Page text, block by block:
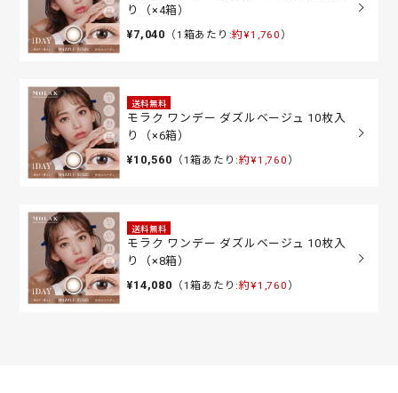
り（×4箱）
¥7,040 （1箱あたり:約¥1,760 ）
送料無料
モラク ワンデー ダズルベージュ 10枚入
り（×6箱）
¥10,560 （1箱あたり:約¥1,760 ）
送料無料
モラク ワンデー ダズルベージュ 10枚入
り（×8箱）
¥14,080 （1箱あたり:約¥1,760 ）